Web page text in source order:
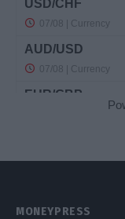
MONEYPRESS